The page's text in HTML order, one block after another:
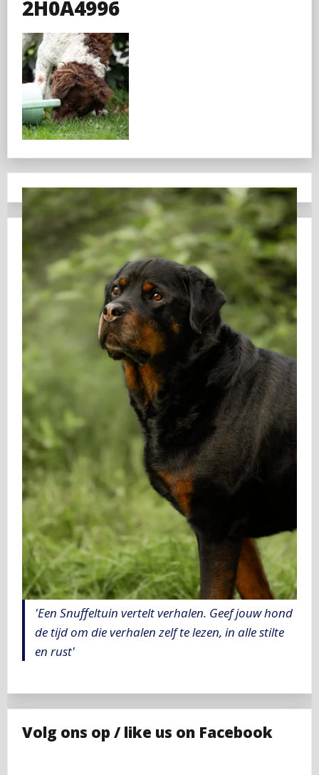
2H0A4996
'Een Snuffeltuin vertelt verhalen. Geef jouw hond
de tijd om die verhalen zelf te lezen, in alle stilte
en rust'
Volg ons op / like us on Facebook